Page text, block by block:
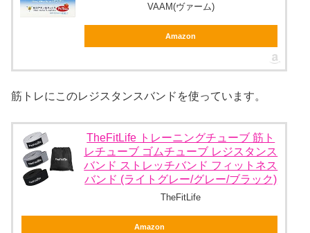
VAAM(ヴァーム)
Amazon
筋トレにこのレジスタンスバンドを使っています。
TheFitLife トレーニングチューブ 筋ト
レチューブ ゴムチューブ レジスタンス
バンド ストレッチバンド フィットネス
バンド (ライトグレー/グレー/ブラック)
TheFitLife
Amazon